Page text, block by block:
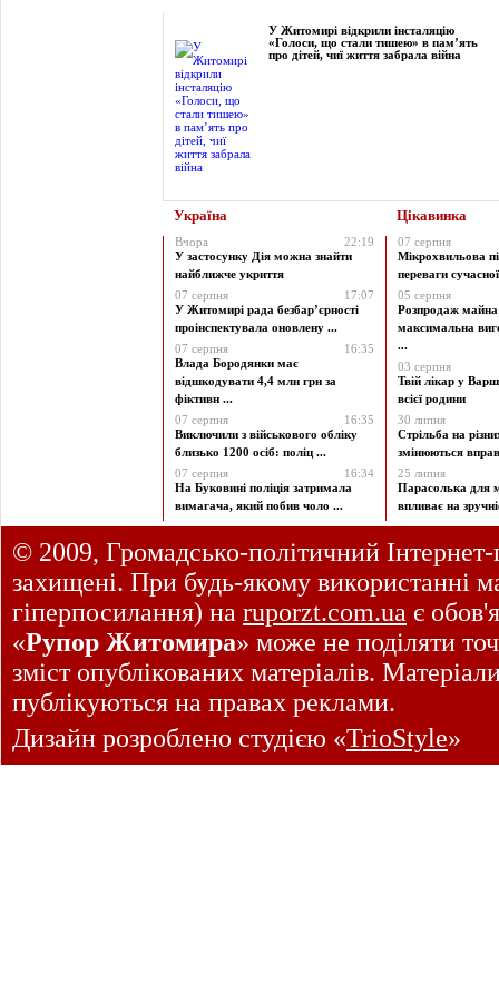
У Житомирі відкрили інсталяцію
«Голоси, що стали тишею» в пам’ять
про дітей, чиї життя забрала війна
Україна Цікавинка
Вчора
22:19
У застосунку Дія можна знайти
найближче укриття
07 серпня
17:07
У Житомирі рада безбар’єрності
проінспектувала оновлену ...
07 серпня
16:35
Влада Бородянки має
відшкодувати 4,4 млн грн за
фіктивн ...
07 серпня
16:35
Виключили з військового обліку
близько 1200 осіб: поліц ...
07 серпня
16:34
На Буковині поліція затримала
вимагача, який побив чоло ...
07 серпня
Мікрохвильова
переваги
05 серпня
Розпродаж майна
максимальна
...
03 серпня
Твій лікар у
всієї родини
30 липня
Стрільба на
змінюються
25 липня
Парасолька для
впливає на
© 2009, Громадсько-політичний
захищені. При будь-якому використанні
гіперпосилання) на ruporzt.com.ua є
«Рупор Житомира» може не поділяти
зміст опублікованих матеріалів.
публікуються на правах реклами.
Дизайн розроблено студією «TrioStyle»